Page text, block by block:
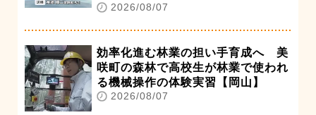
2026/08/07
効率化進む林業の担い手育成へ 美
咲町の森林で高校生が林業で使われ
る機械操作の体験実習【岡山】
2026/08/07